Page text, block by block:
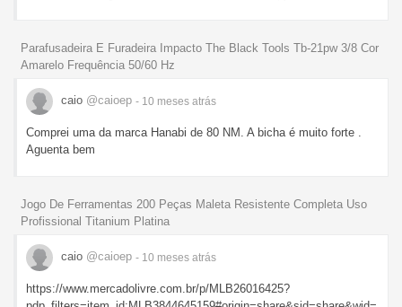
Parafusadeira E Furadeira Impacto The Black Tools Tb-21pw 3/8 Cor
Amarelo Frequência 50/60 Hz
caio @caioep - 10 meses atrás
Comprei uma da marca Hanabi de 80 NM. A bicha é muito forte .
Aguenta bem
Jogo De Ferramentas 200 Peças Maleta Resistente Completa Uso
Profissional Titanium Platina
caio @caioep - 10 meses atrás
https://www.mercadolivre.com.br/p/MLB26016425?